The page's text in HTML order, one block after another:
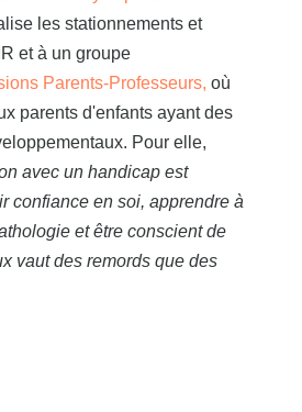
les stationnements et
et à un groupe
Parents-Professeurs, où
parents d'enfants ayant des
Pour elle,
avec un handicap est
confiance en soi, apprendre à
et être conscient de
vaut des remords que des